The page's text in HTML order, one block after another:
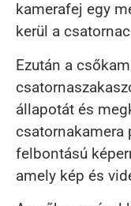
kamerafej egy
kerül a
Ezután a
állapotát és
csatornakamera
felbontású
amely kép és